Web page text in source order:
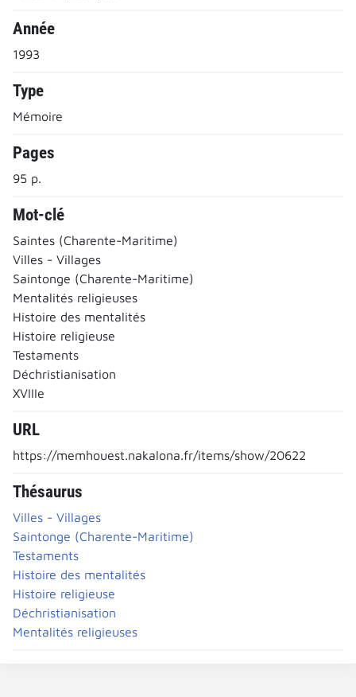
Année
1993
Type
Mémoire
Pages
95 p.
Mot-clé
Saintes (Charente-Maritime)
Villes - Villages
Saintonge (Charente-Maritime)
Mentalités religieuses
Histoire des mentalités
Histoire religieuse
Testaments
Déchristianisation
XVIIIe
URL
https://memhouest.nakalona.fr/items/show/20622
Thésaurus
Villes - Villages
Saintonge (Charente-Maritime)
Testaments
Histoire des mentalités
Histoire religieuse
Déchristianisation
Mentalités religieuses